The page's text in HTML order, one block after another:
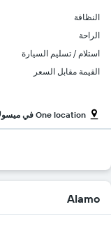
النظافة
الراحة
استلام / تسليم السيارة
القيمة مقابل السعر
One location في ميسولا
Alamo